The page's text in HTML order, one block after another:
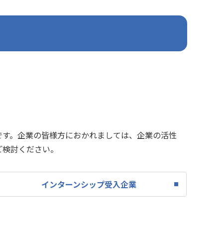
。企業の皆様方におかれましては、企業の活性
討ください。
インターンシップ受入企業